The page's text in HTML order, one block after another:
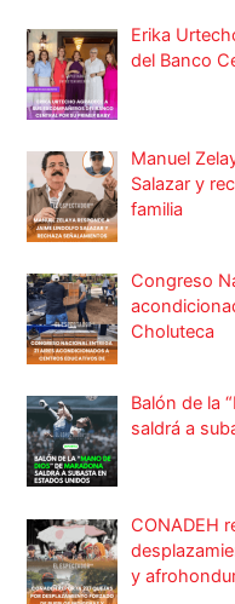
Erika
del Banco
Manuel
Salazar y
familia
Congreso
Choluteca
Balón de la
saldrá a
CONADEH
y